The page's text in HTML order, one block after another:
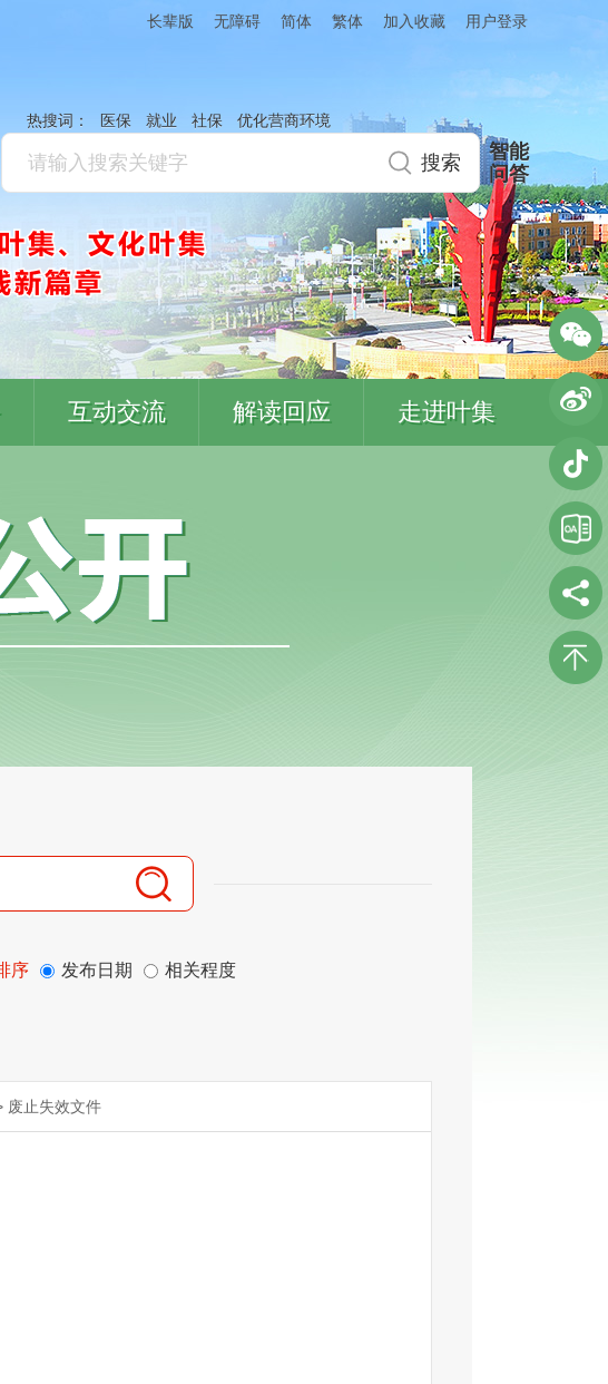
长辈版 无障碍 简体 繁体 加入收藏 用户登录
热搜词： 医保 就业 社保 优化营商环境
智能
问答
互动交流 解读回应 走进叶集
序 发布日期 相关程度
废止失效文件